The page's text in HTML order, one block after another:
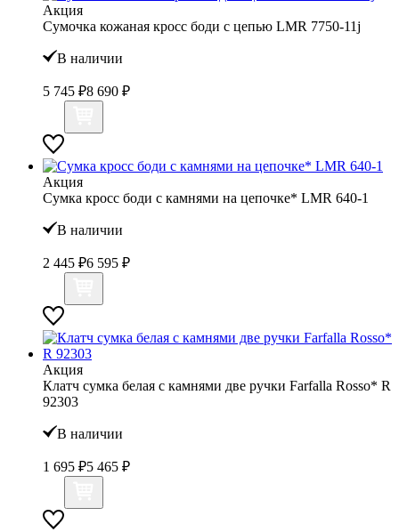
Акция
Сумочка кожаная кросс боди с цепью LMR 7750-11j
В наличии
5 745 ₽8 690 ₽
Акция
Сумка кросс боди с камнями на цепочке* LMR 640-1
В наличии
2 445 ₽6 595 ₽
Акция
Клатч сумка белая с камнями две ручки Farfalla Rosso* R
92303
В наличии
1 695 ₽5 465 ₽